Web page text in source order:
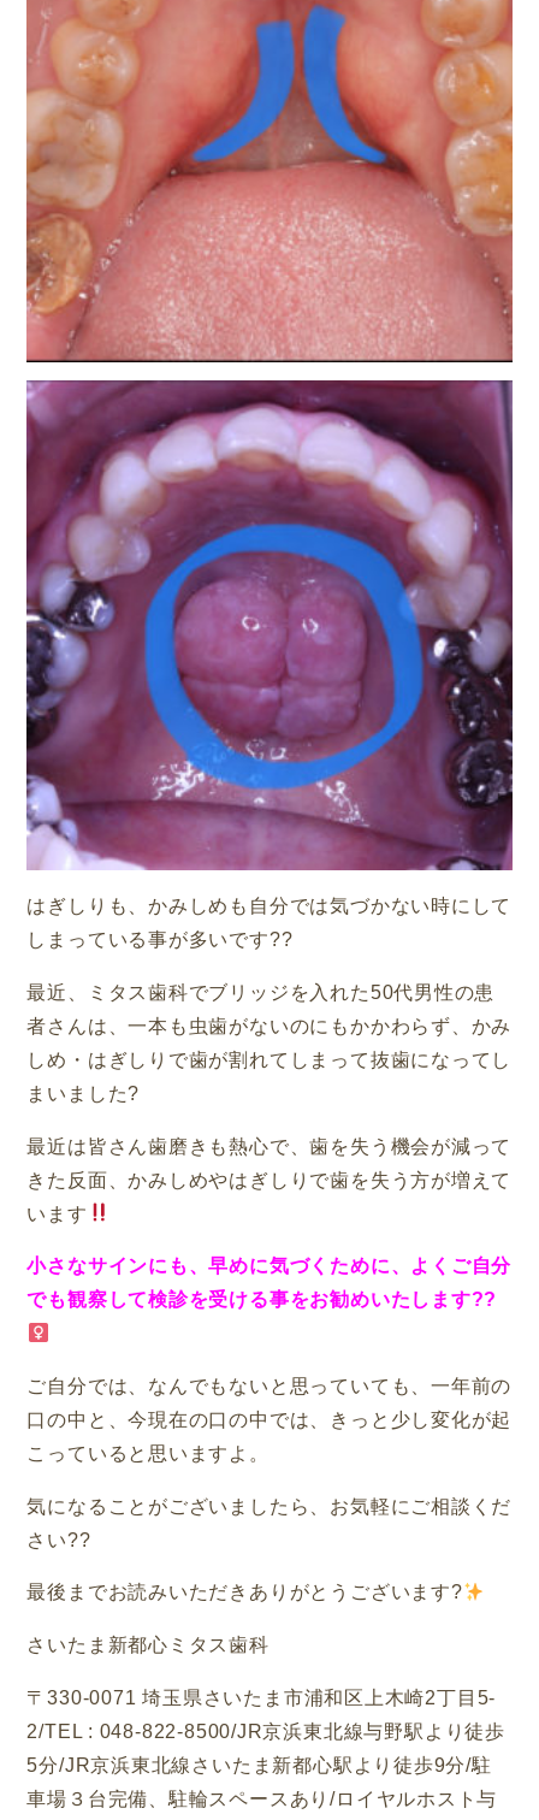
はぎしりも、かみしめも自分では気づかない時にして
しまっている事が多いです??
最近、ミタス歯科でブリッジを入れた50代男性の患
者さんは、一本も虫歯がないのにもかかわらず、かみ
しめ・はぎしりで歯が割れてしまって抜歯になってし
まいました?
最近は皆さん歯磨きも熱心で、歯を失う機会が減って
きた反面、かみしめやはぎしりで歯を失う方が増えて
います
小さなサインにも、早めに気づくために、よくご自分
でも観察して検診を受ける事をお勧めいたします??‍
ご自分では、なんでもないと思っていても、一年前の
口の中と、今現在の口の中では、きっと少し変化が起
こっていると思いますよ。
気になることがございましたら、お気軽にご相談くだ
さい??
最後までお読みいただきありがとうございます?
さいたま新都心ミタス歯科
〒330-0071埼玉県さいたま市浦和区上木崎2丁目 5-
2/TEL : 048-822-8500/JR京浜東北線与野駅より徒歩
5分/JR京浜東北線さいたま新都心駅より徒歩9分/駐
車場３台完備、駐輪スペースあり/ロイヤルホスト与